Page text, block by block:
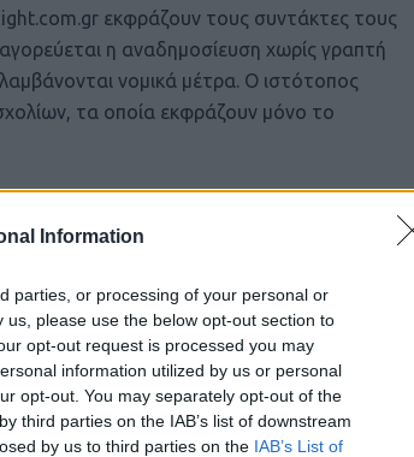
Information
parties, or processing of your personal or
please use the below opt-out section to
opt-out request is processed you may
information utilized by us or personal
opt-out. You may separately opt-out of the
third parties on the IAB’s list of downstream
by us to third parties on the IAB’s List of
εκφράζουν τους συντάκτες τους
η αναδημοσίευση χωρίς γραπτή
νομικά μέτρα. Ο ιστότοπος
τα οποία εκφράζουν μόνο το